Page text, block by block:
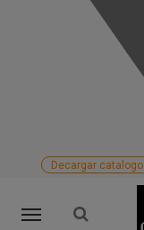
Decargar catalogo